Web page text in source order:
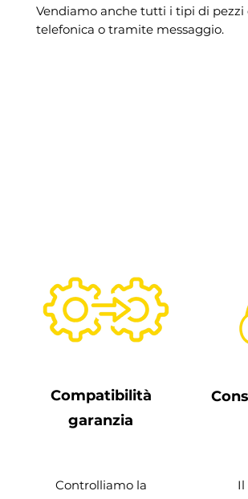
Vendiamo anche tutti i tipi di
telefonica o tramite messaggio.
Compatibilità
garanzia
Controlliamo la
Il